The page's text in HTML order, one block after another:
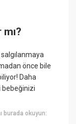
önce bile
Daha
bebeğinizi
burada okuyun: